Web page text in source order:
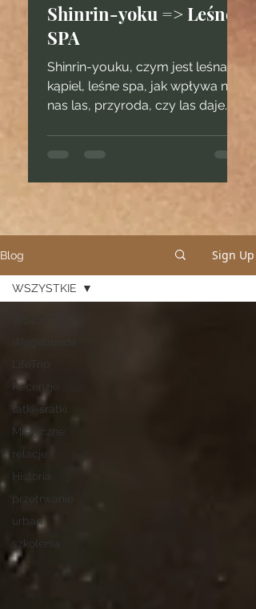
Shinrin-yoku => Leśne
SPA
Shinrin-youku, czym jest leśna
kąpiel, leśne spa, jak wpływa na
nas las, przyroda, czy las daje
Blog Sign Up
Recenzje
tatki-sratki
Mistyczne
relacje
Historia
przetrwanie
urban
szkolenia
WSZYSTKIE